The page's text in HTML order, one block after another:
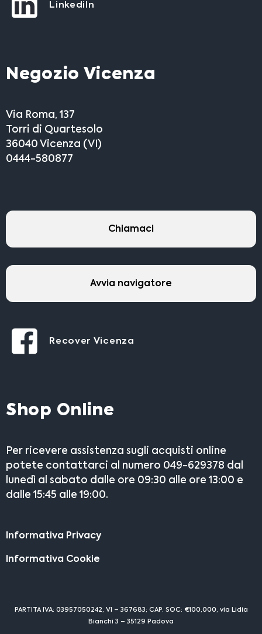
LinkediIn
Negozio Vicenza
Via Roma, 137
Torri di Quartesolo
36040 Vicenza (VI)
0444-580877
Chiamaci
Avvia navigatore
Recover Vicenza
Shop Online
Per ricevere assistenza sugli acquisti online
potete contattarci al numero 049-629378 dal
lunedì al sabato dalle ore 09:30 alle ore 13:00 e
dalle 15:45 alle 19:00.
Informativa Privacy
Informativa Cookie
PARTITA IVA: 03957050242, VI – 367683; CAP. SOC: €100,000, via Lidia
Bianchi 3 – 35129 Padova